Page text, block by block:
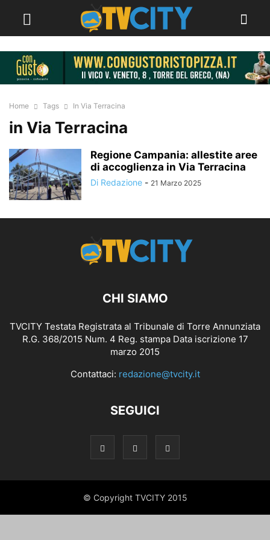
Home Tags In Via Terracina
in Via Terracina
Regione Campania: allestite aree
di accoglienza in Via Terracina
Di Redazione - 21 Marzo 2025
CHI SIAMO
TVCITY Testata Registrata al Tribunale di Torre Annunziata
R.G. 368/2015 Num. 4 Reg. stampa Data iscrizione 17
marzo 2015
Contattaci: redazione@tvcity.it
SEGUICI
© Copyright TVCITY 2015